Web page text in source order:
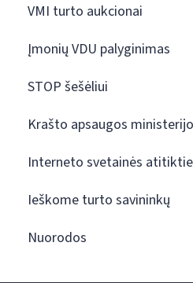
VMI turto aukcionai
Įmonių VDU palyginimas
STOP šešėliui
Krašto apsaugos
Interneto svetainės
Ieškome turto savininkų
Nuorodos